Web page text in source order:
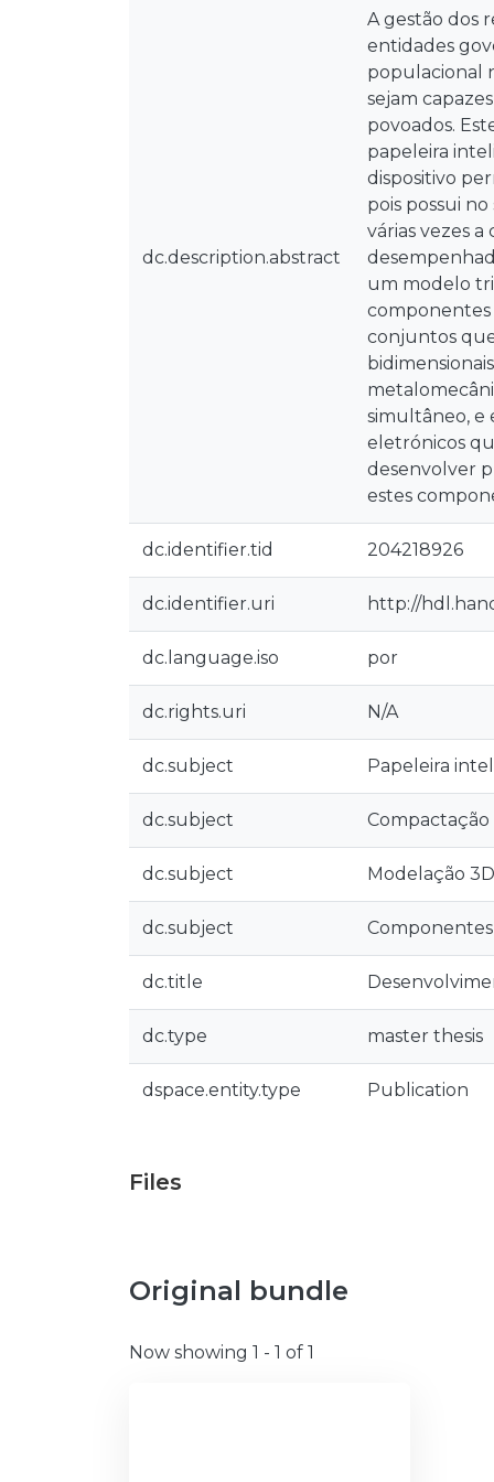
dc.description.abstract
A gestão dos
entidades
populacional
sejam
povoados.
papeleira
dispositivo
pois possui
várias vezes
um modelo
componentes
conjuntos
simultâneo, e
eletrónicos
desenvolver
estes
dc.identifier.tid 204218926
dc.identifier.uri http://
dc.language.iso por
dc.rights.uri N/A
dc.subject Papeleira
dc.subject Compactação
dc.subject Modelação 3D
dc.subject
dc.title
dc.type master thesis
dspace.entity.type Publication
Files
Original bundle
Now showing 1 - 1 of 1